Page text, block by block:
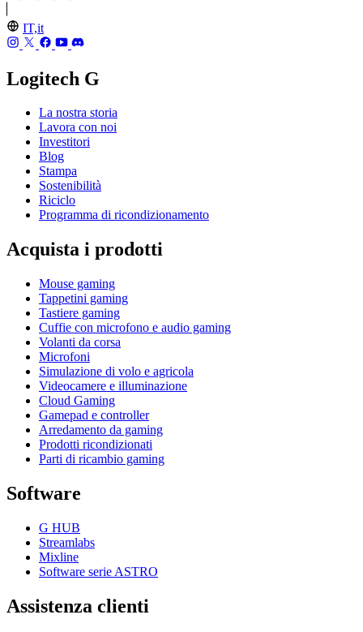
IT,it
Logitech G
La nostra storia
Lavora con noi
Investitori
Blog
Stampa
Sostenibilità
Riciclo
Programma di ricondizionamento
Acquista i prodotti
Mouse gaming
Tappetini gaming
Tastiere gaming
Cuffie con microfono e audio gaming
Volanti da corsa
Microfoni
Simulazione di volo e agricola
Videocamere e illuminazione
Cloud Gaming
Gamepad e controller
Arredamento da gaming
Prodotti ricondizionati
Parti di ricambio gaming
Software
G HUB
Streamlabs
Mixline
Software serie ASTRO
Assistenza clienti